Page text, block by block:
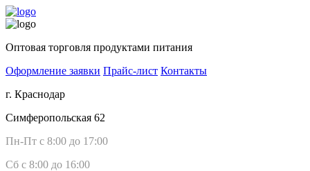
Оптовая торговля продуктами питания
Оформление заявки Прайс-лист Контакты
г. Краснодар
Симферопольская 62
Пн-Пт с 8:00 до 17:00
Сб с 8:00 до 16:00